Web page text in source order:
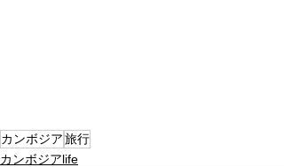
カンボジア旅行
カンボジアlife